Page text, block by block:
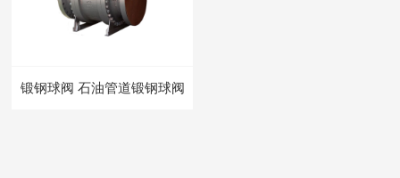
锻钢球阀 石油管道锻钢球阀